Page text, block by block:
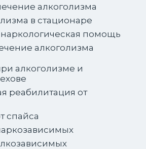
алкоголизма
в стационаре
наркологическая помощь
алкоголизма
алкоголизме и
реабилитация от
спайса